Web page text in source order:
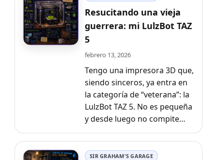
Resucitando una vieja
guerrera: mi LulzBot TAZ
5
febrero 13, 2026
Tengo una impresora 3D que,
siendo sinceros, ya entra en
la categoría de “veterana”: la
LulzBot TAZ 5. No es pequeña
y desde luego no compite…
SIR GRAHAM'S GARAGE